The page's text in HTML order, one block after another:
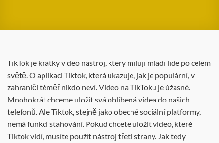
TikTok je krátký video nástroj, který milují mladí lidé po celém
světě. O aplikaci Tiktok, která ukazuje, jak je populární, v
zahraničí téměř nikdo neví. Video na TikToku je úžasné.
Mnohokrát chceme uložit svá oblíbená videa do našich
telefonů. Ale Tiktok, stejně jako obecné sociální platformy,
nemá funkci stahování. Pokud chcete uložit video, které
Tiktok vidí, musíte použít nástroj třetí strany. Jak tedy